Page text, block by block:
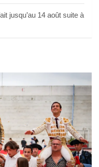
jusqu’au 14 août suite à